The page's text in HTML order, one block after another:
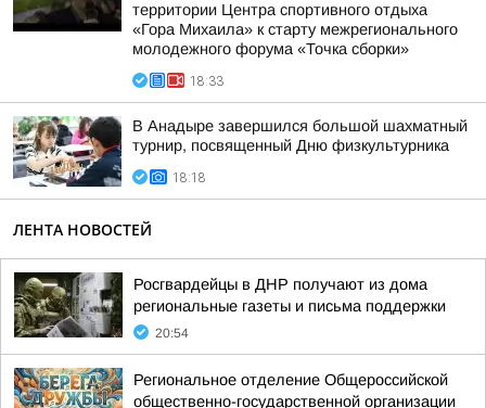
территории Центра спортивного отдыха
«Гора Михаила» к старту межрегионального
молодежного форума «Точка сборки»
18:33
В Анадыре завершился большой шахматный
турнир, посвященный Дню физкультурника
18:18
ЛЕНТА НОВОСТЕЙ
Росгвардейцы в ДНР получают из дома
региональные газеты и письма поддержки
20:54
Региональное отделение Общероссийской
общественно-государственной организации